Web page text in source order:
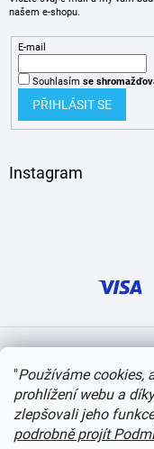
"Používáme cookies,
prohlížení webu a
zlepšovali jeho
podrobně projít
našem e-shopu.
E-mail
Souhlasím se
PŘIHLÁSIT SE
Instagram
Copyright 2026 itvlaky.cz .